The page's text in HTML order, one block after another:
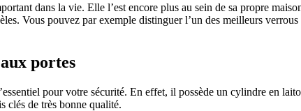
dans la vie. Elle l’est encore plus au sein de sa propre
Vous pouvez par exemple distinguer l’un des meilleurs
portes
pour votre sécurité. En effet, il possède un cylindre en
clés de très bonne qualité.